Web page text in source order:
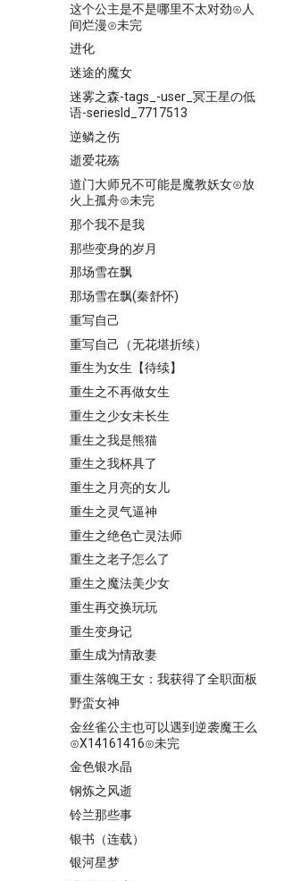
这个公主是不是哪里不太对劲⊙人
间烂漫⊙未完
进化
迷途的魔女
迷雾之森-tags_-user_冥王星の低
语-seriesId_7717513
逆鳞之伤
逝爱花殇
道门大师兄不可能是魔教妖女⊙放
火上孤舟⊙未完
那个我不是我
那些变身的岁月
那场雪在飘
那场雪在飘(秦舒怀)
重写自己
重写自己（无花堪折续）
重生为女生【待续】
重生之不再做女生
重生之少女未长生
重生之我是熊猫
重生之我杯具了
重生之月亮的女儿
重生之灵气逼神
重生之绝色亡灵法师
重生之老子怎么了
重生之魔法美少女
重生再交换玩玩
重生变身记
重生成为情敌妻
重生落魄王女：我获得了全职面板
野蛮女神
金丝雀公主也可以遇到逆袭魔王么
⊙X14161416⊙未完
金色银水晶
钢炼之风逝
铃兰那些事
银书（连载）
银河星梦